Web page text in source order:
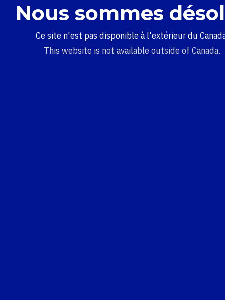
Nous sommes
Ce site n'est pas disponible à l'extérieur du
This website is not available outside of Canada.